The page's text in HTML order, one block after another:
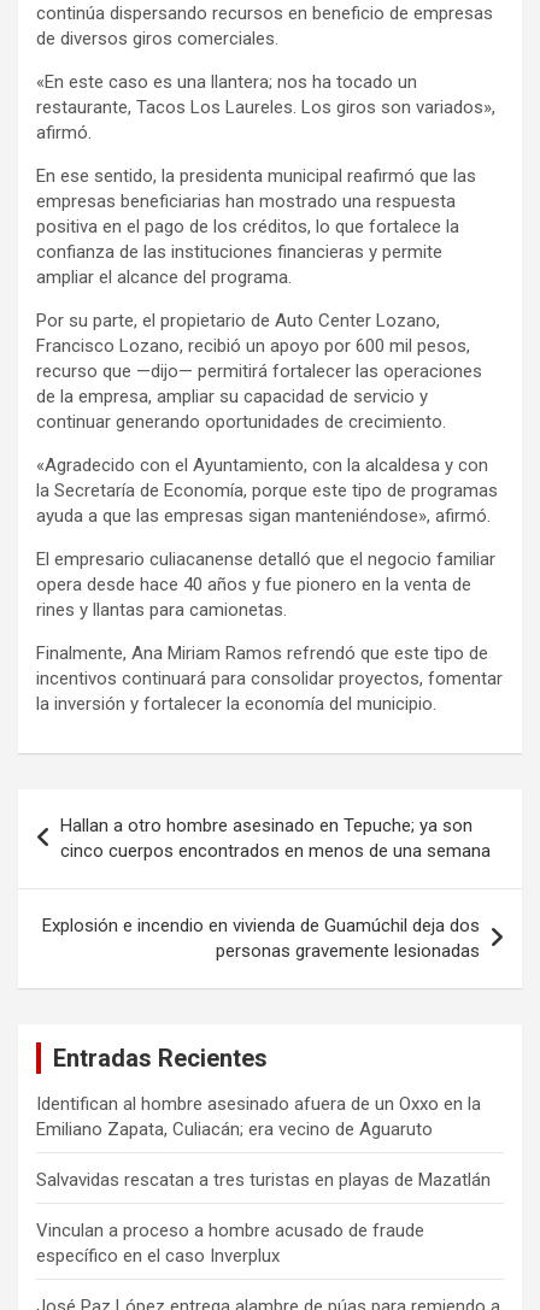
continúa dispersando recursos en beneficio de empresas
de diversos giros comerciales.
«En este caso es una llantera; nos ha tocado un
restaurante, Tacos Los Laureles. Los giros son variados»,
afirmó.
En ese sentido, la presidenta municipal reafirmó que las
empresas beneficiarias han mostrado una respuesta
positiva en el pago de los créditos, lo que fortalece la
confianza de las instituciones financieras y permite
ampliar el alcance del programa.
Por su parte, el propietario de Auto Center Lozano,
Francisco Lozano, recibió un apoyo por 600 mil pesos,
recurso que —dijo— permitirá fortalecer las operaciones
de la empresa, ampliar su capacidad de servicio y
continuar generando oportunidades de crecimiento.
«Agradecido con el Ayuntamiento, con la alcaldesa y con
la Secretaría de Economía, porque este tipo de programas
ayuda a que las empresas sigan manteniéndose», afirmó.
El empresario culiacanense detalló que el negocio familiar
opera desde hace 40 años y fue pionero en la venta de
rines y llantas para camionetas.
Finalmente, Ana Miriam Ramos refrendó que este tipo de
incentivos continuará para consolidar proyectos, fomentar
la inversión y fortalecer la economía del municipio.
de
entradas
Hallan a otro hombre asesinado en Tepuche; ya son
cinco cuerpos encontrados en menos de una semana
Explosión e incendio en vivienda de Guamúchil deja dos
personas gravemente lesionadas
Entradas Recientes
Identifican al hombre asesinado afuera de un Oxxo en la
Emiliano Zapata, Culiacán; era vecino de Aguaruto
Salvavidas rescatan a tres turistas en playas de Mazatlán
Vinculan a proceso a hombre acusado de fraude
específico en el caso Inverplux